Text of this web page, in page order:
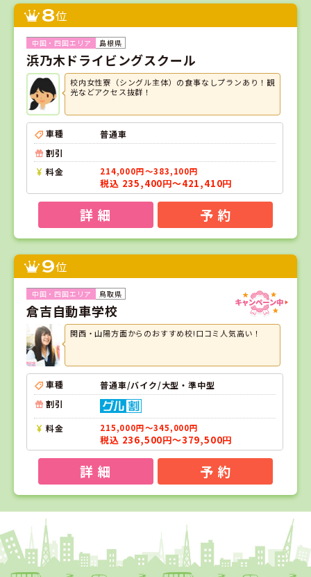
8位
島根県
浜乃木ドライビングスクール
校内女性寮（シングル主体）の食事なしプランあり！観
光などアクセス抜群！
車種
普通車
割引
料金
214,000円～383,100円
税込 235,400円～421,410円
詳 細 予 約
9位
鳥取県
倉吉自動車学校
関西・山陽方面からのおすすめ校!口コミ人気高い！
車種
普通車/バイク/大型・準中型
割引
料金 215,000円～345,000円
税込 236,500円～379,500円
詳 細 予 約
1
愛媛県
八幡浜自動車教習所